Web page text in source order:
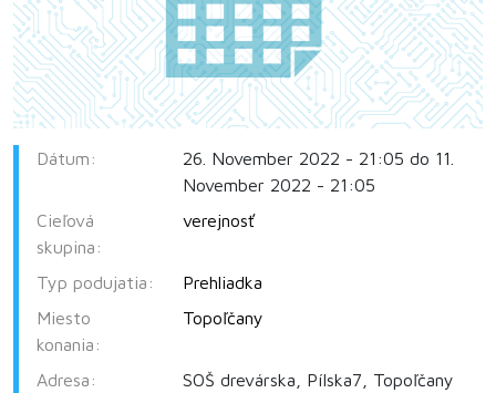
Dátum:
26. November 2022 - 21:05 do 11.
November 2022 - 21:05
Cieľová
skupina:
verejnosť
Typ podujatia:
Prehliadka
Miesto
konania:
Topoľčany
Adresa:
SOŠ drevárska, Pílska7, Topoľčany